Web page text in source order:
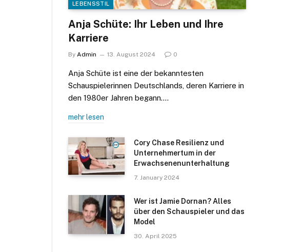
LEBENSSTIL
Anja Schüte: Ihr Leben und Ihre
Karriere
By Admin 13. August 2024 0
Anja Schüte ist eine der bekanntesten
Schauspielerinnen Deutschlands, deren Karriere in
den 1980er Jahren begann.…
mehr lesen
Cory Chase Resilienz und
Unternehmertum in der
Erwachsenenunterhaltung
7. January 2024
Wer ist Jamie Dornan? Alles
über den Schauspieler und das
Model
30. April 2025